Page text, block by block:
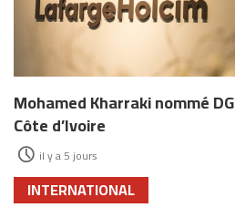
Mohamed Kharraki nommé
Côte d’Ivoire
il y a 5 jours
INTERNATIONAL